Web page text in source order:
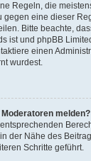
Regeln, die
gegen eine dieser
Bitte beachte,
ist und phpBB
einen
wurdest.
melden?
der Nähe des
Schritte geführt.